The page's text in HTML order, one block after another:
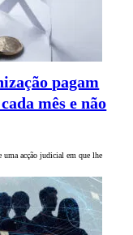
pagam
mês e não
uma acção judicial em que lhe